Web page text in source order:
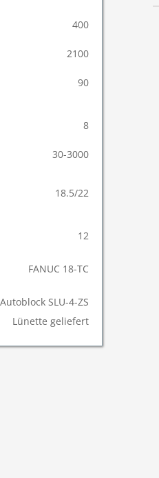
400
2100
90
8
30-3000
18.5/22
12
FANUC 18-TC
SLU-4-ZS
Lünette geliefert